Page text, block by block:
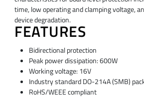
time, low operating and clamping voltage,
device degradation.
FEATURES
Bidirectional protection
Peak power dissipation: 600W
Working voltage: 16V
Industry standard DO-214A (SMB)
RoHS/WEEE compliant